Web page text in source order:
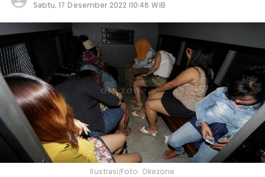
Sabtu, 17 Desember 2022 |10:48 WIB
Ilustrasi/Foto: Okezone